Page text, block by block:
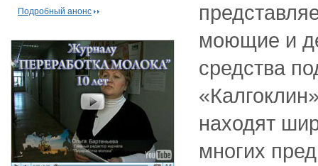
Подробный анонс
моющие и
средства
находят
многих